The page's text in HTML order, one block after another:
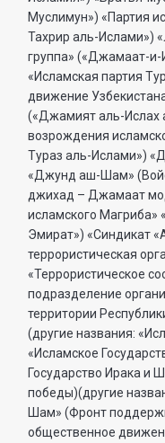
Муслимун») «Партия
Тахрир аль-Ислами»)
группа» («Джамаат-
«Исламская партия
движение
(«Джамият аль-Ислах
возрождения
Тураз аль-Ислами»)
«Джунд аш-Шам»
джихад – Джамаат
исламского Магриба»
Эмират») «Синдикат
террористическая
«Террористическое
подразделение
территории
(другие названия:
«Исламское
Государство Ирака и
победы)(другие
Шам» (Фронт
общественное